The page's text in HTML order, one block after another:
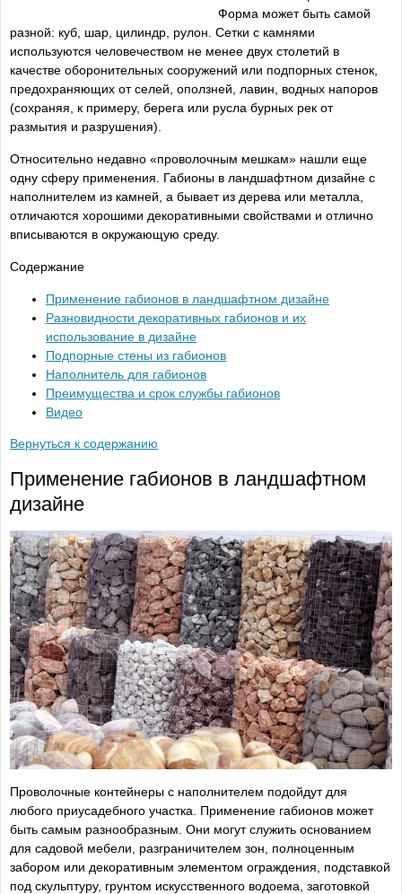
Форма может быть самой
разной: куб, шар, цилиндр, рулон. Сетки с камнями
используются человечеством не менее двух столетий в
качестве оборонительных сооружений или подпорных стенок,
предохраняющих от селей, оползней, лавин, водных напоров
(сохраняя, к примеру, берега или русла бурных рек от
размытия и разрушения).
Относительно недавно «проволочным мешкам» нашли еще
одну сферу применения. Габионы в ландшафтном дизайне с
наполнителем из камней, а бывает из дерева или металла,
отличаются хорошими декоративными свойствами и отлично
вписываются в окружающую среду.
Содержание
Применение габионов в ландшафтном дизайне
Разновидности декоративных габионов и их
использование в дизайне
Подпорные стены из габионов
Наполнитель для габионов
Преимущества и срок службы габионов
Видео
Вернуться к содержанию
Применение габионов в ландшафтном
дизайне
Проволочные контейнеры с наполнителем подойдут для
любого приусадебного участка. Применение габионов может
быть самым разнообразным. Они могут служить основанием
для садовой мебели, разграничителем зон, полноценным
забором или декоративным элементом ограждения, подставкой
под скульптуру, грунтом искусственного водоема, заготовкой